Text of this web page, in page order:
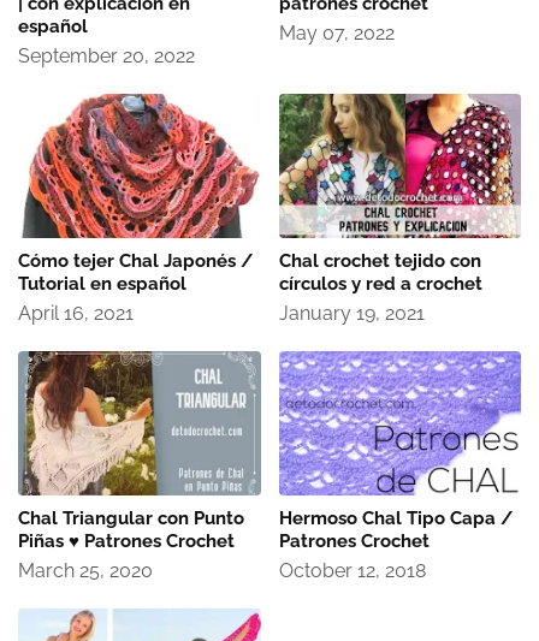
español
September 20, 2022
May 07, 2022
Cómo tejer Chal Japonés /
Tutorial en español
April 16, 2021
Chal crochet tejido con
círculos y red a crochet
January 19, 2021
Chal Triangular con Punto
Piñas ♥ Patrones Crochet
March 25, 2020
Hermoso Chal Tipo Capa /
Patrones Crochet
October 12, 2018